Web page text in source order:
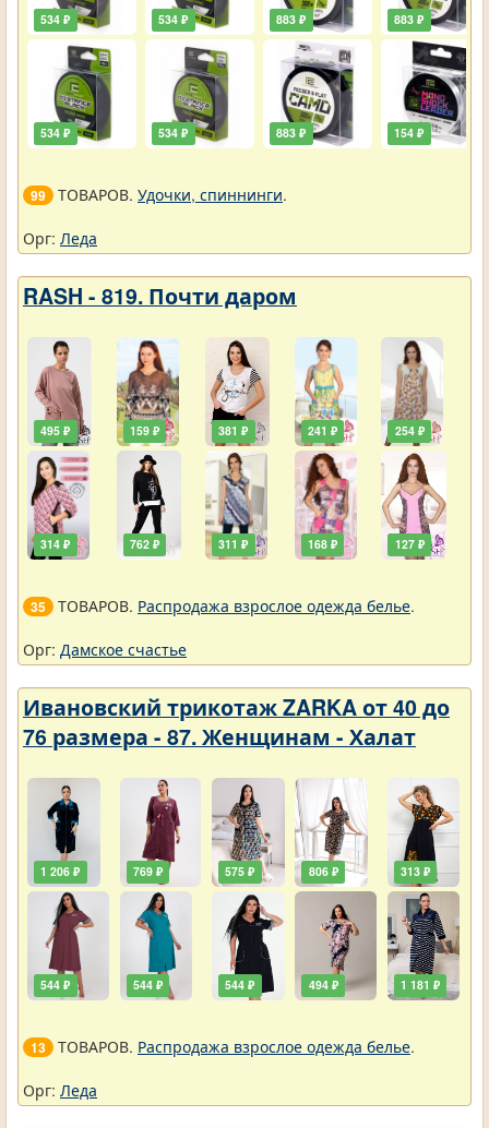
534 ₽
534 ₽
534 ₽
534 ₽
883 ₽
883 ₽
883 ₽
154 ₽
99 ТОВАРОВ. Удочки, спиннинги.
Орг: Леда
RASH - 819. Почти даром
495 ₽
314 ₽
159 ₽
762 ₽
381 ₽
311 ₽
241 ₽
168 ₽
254 ₽
127 ₽
35 ТОВАРОВ. Распродажа взрослое одежда белье.
Орг: Дамское счастье
Ивановский трикотаж ZARKA от 40 до
76 размера - 87. Женщинам - Халат
1 206 ₽
544 ₽
769 ₽
544 ₽
575 ₽
544 ₽
806 ₽
494 ₽
313 ₽
1 181 ₽
13 ТОВАРОВ. Распродажа взрослое одежда белье.
Орг: Леда